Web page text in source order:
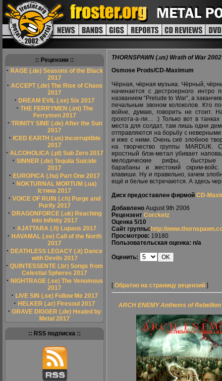
:: Рецензии ::
· RAGE (.de) Seasons of the Black
2017
· ACCEPT (.de) The Rise of Chaos
2017
· DREAM EVIL (.se) Six 2017
· THE FERRYMEN (.int) The
Ferrymen 2017
· TRINITY SINE (.de) After the Sun
2017
· ICED EARTH (.us) Incorruptible
2017
· ALCOHOLICA (.pl) Sub Zero 2017
· SINNER (.de) Tequila Suicide
2017
· EUROPICA (.hu) Part One 2017
· NOKTURNAL MORTUM (.ua)
Істина 2017
· VOICE OF RUIN (.ch) Purge and
Purify 2017
· DRAGONFORCE (.uk) Reaching
into Infinity 2017
· AJATTARA (.fi) Lupaus 2017
· HAVAMAL (.se) Call of the North
2017
· DEATHLESS LEGACY (.it) Dance
with Devils 2017
· QUINTESSENTE (.br) Songs from
Celestial Spheres 2017
· NIGHTRAGE (.se) The Venomous
2017
· LIVE SIN (.se) Follow Me 2017
· HELKER (.ar) Firesoul 2017
· GRAVE DIGGER (.de) Healed by
Metal 2017
:: RSS подписка ::
THORNSPAWN (.us) Wrath of War 2002
Osmose Prods/CD-Maximum
Чёрная, чёрная музыка. Чёрный,
начинается с дестроерного интро
названием “Prelude to War”, а
печальным звоном колоколов. Кто
войне, думаю, говорить не стоит.
грохота-а-ли… :) Только вот в танках
места для солдат, там лишь одни
отправляются на борьбу с
и иже с ними. Очень сиё злобное
на творчество группы MARDUK.
яростный блэк-метал убивает
мелодические рифы, быстрые
барабаны и жестокий скрим-войс.
клавиши. Ну и правильно, зачем
ещё и белые встречаются. А здесь
Диск предоставлен фирмой CD-
Добавлено August 9th 2006
Рецензент Corcketz
Оценка 5/10
Сайт группы: http://
Просмотров: 19180
Пользовательская оценка: n/a
Оценить:
[Обратно на страницу рецензий ]
ARCH ENEMY Anthems of Rebellion